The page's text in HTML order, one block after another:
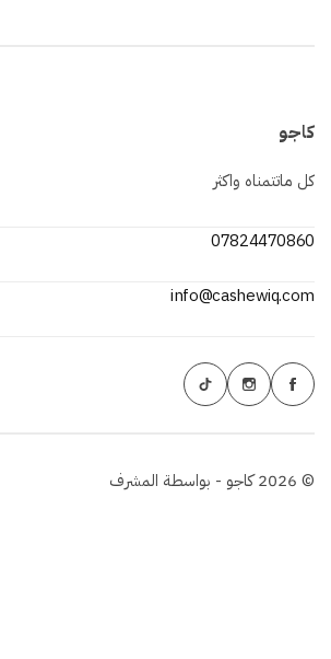
كاجو
كل ماتتمناه واكثر
07824470860
info@cashewiq.com